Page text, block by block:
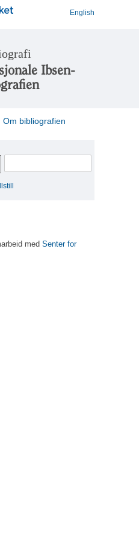
English
Ibsen-
Om bibliografien
med Senter for